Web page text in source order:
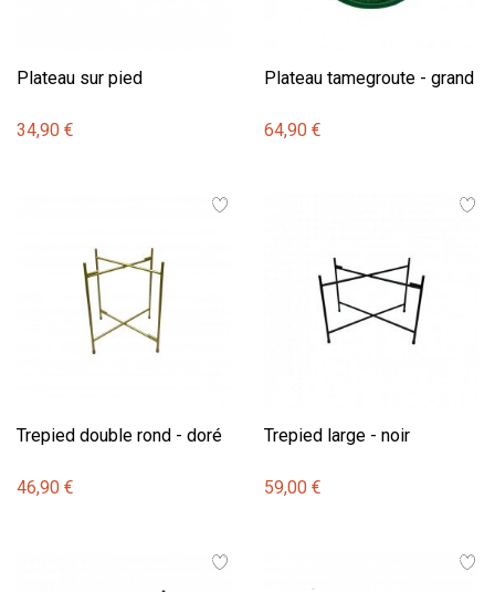
Plateau sur pied
34,90 €
Plateau tamegroute - grand
64,90 €
Trepied double rond - doré
46,90 €
Trepied large - noir
59,00 €